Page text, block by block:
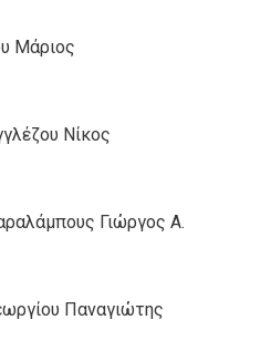
Μάριος
Νίκος
Γιώργος Α.
Παναγιώτης